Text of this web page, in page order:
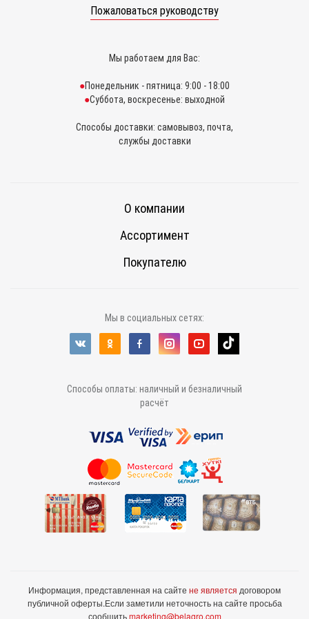
Пожаловаться руководству
Мы работаем для Вас:
Понедельник - пятница: 9:00 - 18:00
Суббота, воскресенье: выходной
Способы доставки: самовывоз, почта,
службы доставки
О компании
Ассортимент
Покупателю
Мы в социальных сетях:
Способы оплаты: наличный и безналичный
расчёт
Информация, представленная на сайте не является договором
публичной оферты.Если заметили неточность на сайте просьба
сообщитьmarketing@belagro.com